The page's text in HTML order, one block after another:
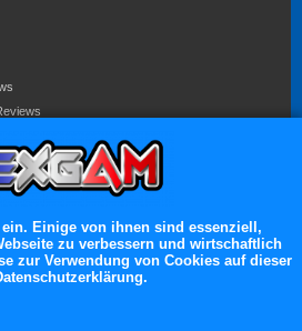
online
ein. Einige von ihnen sind essenziell,
zu verbessern und wirtschaftlich
zur Verwendung von Cookies auf dieser